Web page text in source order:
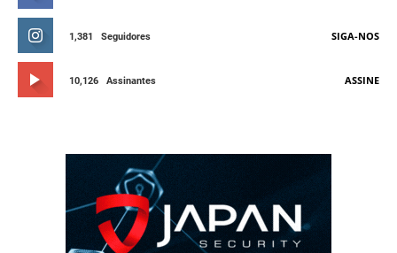
1,381 Seguidores SIGA-NOS
10,126 Assinantes ASSINE